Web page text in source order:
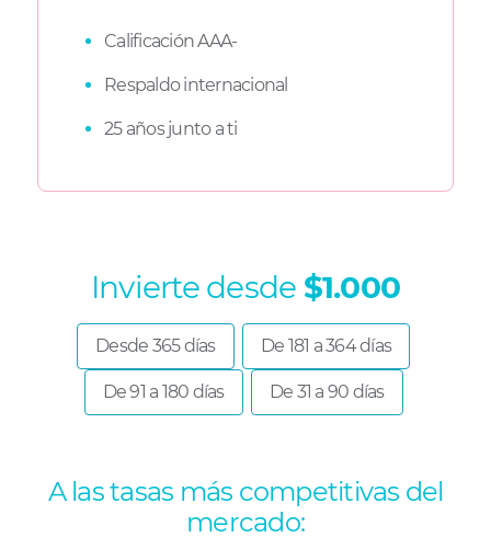
Calificación AAA-
Respaldo internacional
25 años junto a ti
Invierte desde $1.000
Desde 365 días De 181 a 364 días
De 91 a 180 días De 31 a 90 días
A las tasas más competitivas del
mercado: